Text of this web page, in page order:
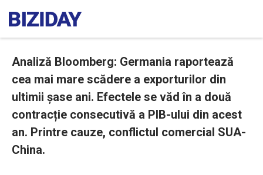
Analiză Bloomberg: Germania raportează
cea mai mare scădere a exporturilor din
ultimii șase ani. Efectele se văd în a două
contracție consecutivă a PIB-ului din acest
an. Printre cauze, conflictul comercial SUA-
China.